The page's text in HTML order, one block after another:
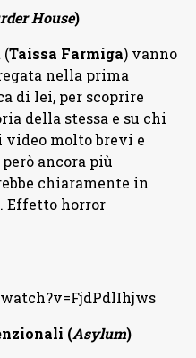
House)
(Taissa Farmiga) vanno
nella prima
di lei, per scoprire
della stessa e su chi
video molto brevi e
ancora più
chiaramente in
Effetto horror
(Asylum)